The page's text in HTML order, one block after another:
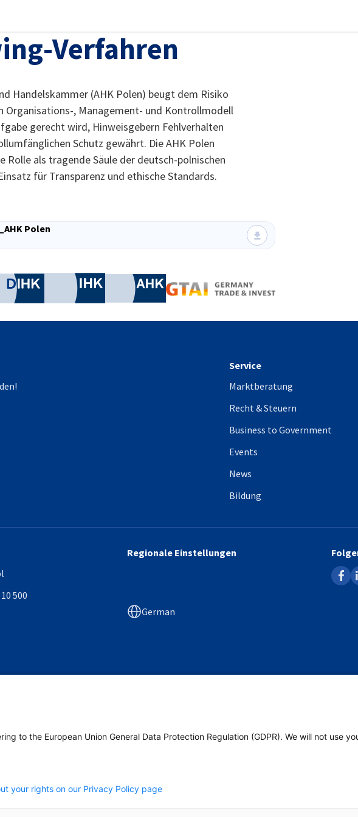
Verfahren
Handelskammer (AHK Polen) beugt dem Risiko
Organisations-, Management- und Kontrollmodell
gerecht wird, Hinweisgebern Fehlverhalten
Schutz gewährt. Die AHK Polen
Rolle als tragende Säule der deutsch-polnischen
für Transparenz und ethische Standards.
Polen
Deutsche Industrie- und Handelskammer
Industrie- und Handelskammer
AHK.de
Service
Marktberatung
Recht & Steuern
Business to Government
Events
News
Bildung
500
Regionale Einstellungen
German
to the European Union General Data Protection Regulation (GDPR). We will not use
your rights on our Privacy Policy page